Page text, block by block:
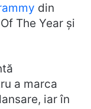
din
The Year și
a marca
iar în